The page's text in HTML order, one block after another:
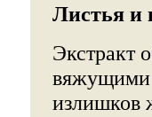
Листья и
Экстракт
вяжущими
излишков